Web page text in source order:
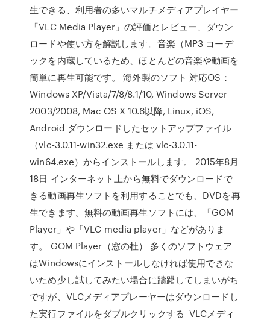
生できる、利用者の多いマルチメディアプレイヤー
「VLC Media Player」の評価とレビュー、ダウン
ロードや使い方を解説します。音楽（MP3 コーデ
ックを内蔵しているため、ほとんどの音楽や動画を
簡単に再生可能です。 海外製のソフト 対応OS：
Windows XP/Vista/7/8/8.1/10, Windows Server
2003/2008, Mac OS X 10.6以降, Linux, iOS,
Android ダウンロードしたセットアップファイル
（vlc-3.0.11-win32.exe または vlc-3.0.11-
win64.exe）からインストールします。 2015年8月
18日 インターネット上から無料でダウンロードで
きる動画再生ソフトを利用することでも、DVDを再
生できます。無料の動画再生ソフトには、「GOM
Player」や「VLC media player」などがありま
す。 GOM Player（窓の杜） 多くのソフトウェア
はWindowsにインストールしなければ使用できな
いため少し試してみたい場合に躊躇してしまいがち
ですが、VLCメディアプレーヤーはダウンロードし
た実行ファイルをダブルクリックする VLCメディ